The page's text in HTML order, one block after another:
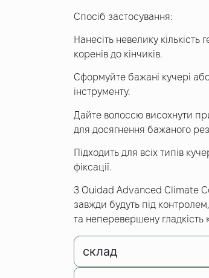
Спосіб застосування:
Нанесіть невелику
коренів до кінчиків.
Сформуйте бажані кучері
інструменту.
Дайте волоссю висохнути
для досягнення бажаного
Підходить для всіх типів
фіксації.
З Ouidad Advanced Climate
завжди будуть під
та неперевершену гладкість
склад